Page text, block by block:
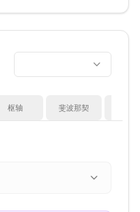
枢轴 斐波那契